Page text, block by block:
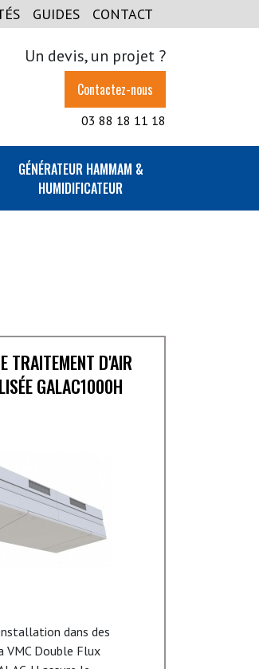
GUIDES CONTACT
Un devis, un projet ?
Contactez-nous
03 88 18 11 18
GÉNÉRATEUR HAMMAM &
HUMIDIFICATEUR
TRAITEMENT D'AIR
GALAC1000H
dans des
VMC Double Flux